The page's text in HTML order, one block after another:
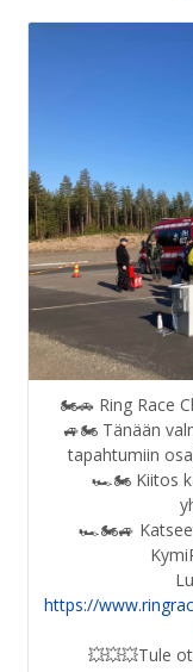
🏍️🚗 Ring Race
🚙🏍️ Tänään
tapahtumiin
🏎️🏍️ Kiitos
🏎️🏍️🚙
https://
💥💥💥Tule